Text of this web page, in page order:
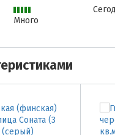
Много